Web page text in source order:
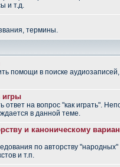
и т.д.
термины.
помощи в поиске аудиозаписей,
игры
ответ на вопрос "как играть".
в данной теме.
и каноническому
по авторству "народных"
и т.п.